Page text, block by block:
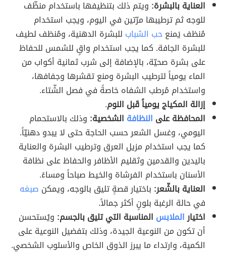
العناية بالبشرة: ويتم ذلك بتنظيفها باستخدام منظّف
للوجه ثم ترطيبها مرّتين في اليوم، ويجب استخدام
مُنظف يَمنعحب الشباب للبشرة الدهنية، ومُنظف لطيف
للبشرة الجافة. كما يجب استخدام واقٍ للشمس للحفاظ
على بشرة صحيّة، بالإضافة إلى شرب ثمانية أكواب من
الماء يومياً لترطيب البشرة ومنع تقشرها وجفافها،
واستخدام مُرطب الشفاه خاصةً في فصل الشّتاء.
إزالة المكياج يومياً قَبل النوم.
المحافظة على النظافة الشخصية: وذلك بالاستحمام
اليومي، وغسل الشعر حسب الحاجة حتى لا يبدو دهنيّاً.
كما يجب استخدام مزيل العرق وترطيب البشرة والعناية
باليدين والقدمين وتَقليم الأظافر والحفاظ على نظافة
الأسنان باستخدام الفرشاة والخيط صباحاً ومساءً.
العناية بالشّعر: باختيار قصةِِ تليق بالوجه، ويمكن صبغه
في حالة الرغبة بلونٍ أكثر جمالاً.
اختيارالملابس المناسبة التي تليق بالجسم: ويُستحسن
أن تكون من النوعية الجيدة، وذلك بتفضيل النوعية على
الكمية، وارتداء ما يبرز الذوق الخاص والأسلوب الشخصي.